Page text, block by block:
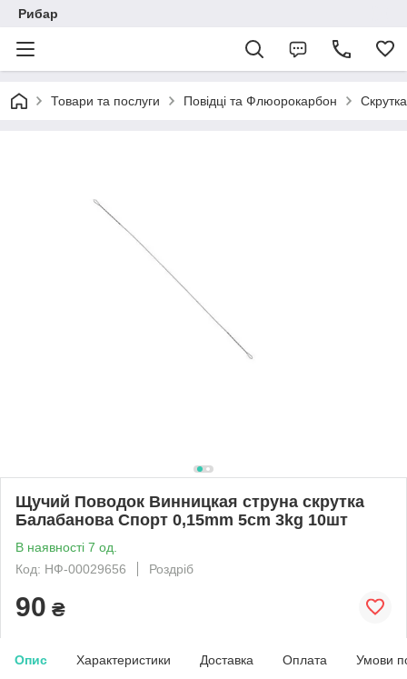
Рибар
Товари та послуги Повідці та Флюорокарбон Скрутка
Щучий Поводок Винницкая струна скрутка
Балабанова Спорт 0,15mm 5сm 3kg 10шт
В наявності 7 од.
Код: НФ-00029656
Роздріб
90 ₴
Опис Характеристики Доставка Оплата Умови